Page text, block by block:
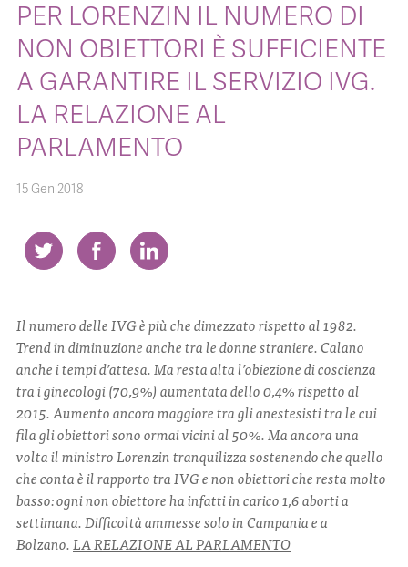
PER LORENZIN IL NUMERO DI
NON OBIETTORI È SUFFICIENTE
A GARANTIRE IL SERVIZIO IVG.
LA RELAZIONE AL
PARLAMENTO
15 Gen 2018
Il numero delle IVG è più che dimezzato rispetto al 1982.
Trend in diminuzione anche tra le donne straniere. Calano
anche i tempi d’attesa. Ma resta alta l’obiezione di coscienza
tra i ginecologi (70,9%) aumentata dello 0,4% rispetto al
2015. Aumento ancora maggiore tra gli anestesisti tra le cui
fila gli obiettori sono ormai vicini al 50%. Ma ancora una
volta il ministro Lorenzin tranquilizza sostenendo che quello
che conta è il rapporto tra IVG e non obiettori che resta molto
basso: ogni non obiettore ha infatti in carico 1,6 aborti a
settimana. Difficoltà ammesse solo in Campania e a
Bolzano.LA RELAZIONE AL PARLAMENTO